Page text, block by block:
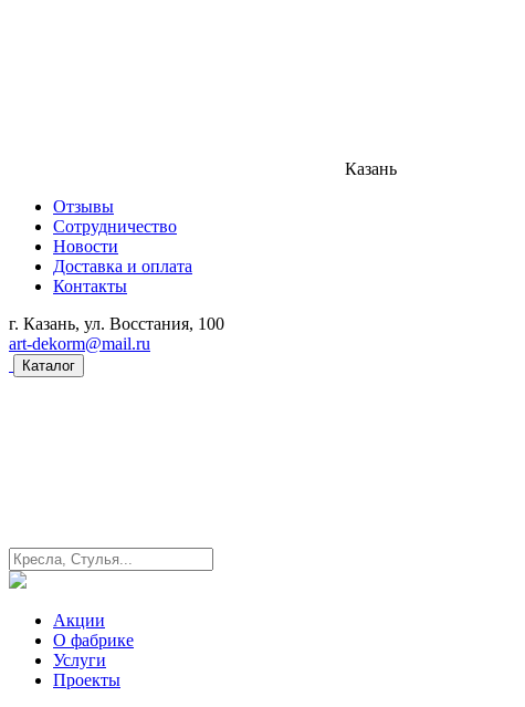
Казань
Отзывы
Сотрудничество
Новости
Доставка и оплата
Контакты
г. Казань, ул. Восстания, 100
art-dekorm@mail.ru
Каталог
Акции
О фабрике
Услуги
Проекты